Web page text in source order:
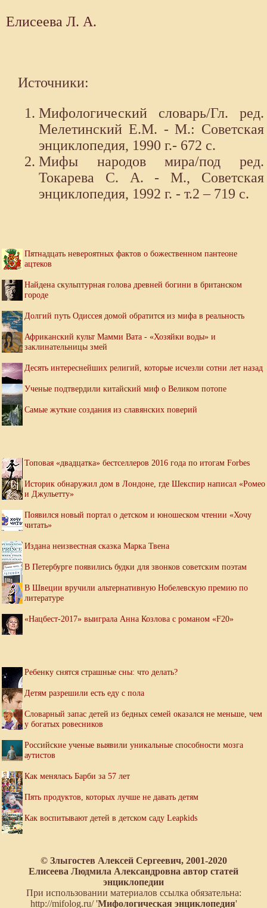
Елисеева Л. А.
Источники:
Мифологический словарь/Гл. ред.
Мелетинский Е.М. - М.: Советская
энциклопедия, 1990 г.- 672 с.
Мифы народов мира/под ред.
Токарева С. А. - М., Советская
энциклопедия, 1992 г. - т.2 – 719 с.
Пятнадцать невероятных фактов о божественном пантеоне
ацтеков
Найдена скульптурная голова древней богини в британском
городе
Долгий путь Одиссея домой обратится из мифа в реальность
Африканский культ Мамми Вата - «Хозяйки воды» и
заклинательницы змей
Десять интереснейших религий, которые исчезли сотни лет назад
Ученые подтвердили китайский миф о Великом потопе
Самые жуткие создания из славянских поверий
Топовая «двадцатка» бестселлеров 2016 года по итогам Forbes
Историк обнаружил дом в Лондоне, где Шекспир написал «Ромео
и Джульетту»
Появился новый портал о детском и юношеском чтении «Хочу
читать»
Издана неизвестная сказка Марка Твена
В Петербурге появились будки для звонков советским поэтам
В Швеции вручили альтернативную Нобелевскую премию по
литературе
«Нацбест-2017» выиграла Анна Козлова с романом «F20»
Ребенку снятся страшные сны: что делать?
Детям разрешили есть еду с пола
Словарный запас детей из бедных семей оказался не меньше, чем
у богатых ровесников
Российские ученые выявили уникальные способности мозга
аутистов
Как менялась Барби за 57 лет
Пять продуктов, которых лучше не давать детям
Как воспитывают детей в детском саду Leapkids
© Злыгостев Алексей Сергеевич, 2001-2020
Елисеева Людмила Александровна автор статей
энциклопедии
При использовании материалов ссылка обязательна:
http://mifolog.ru/ 'Мифологическая энциклопедия'